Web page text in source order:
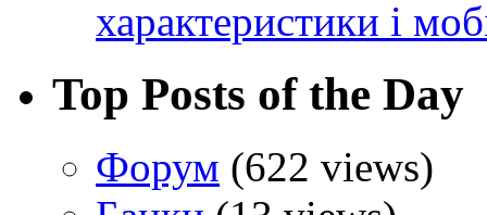
характеристики і
Top Posts of the Day
Форум (622 views)